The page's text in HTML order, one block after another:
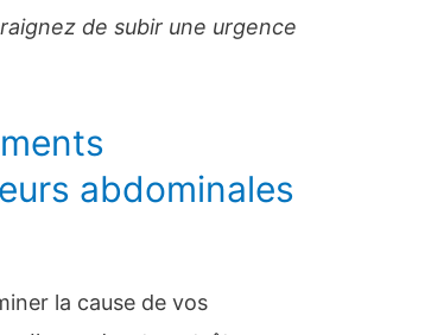
de subir une urgence
abdominales
la cause de vos